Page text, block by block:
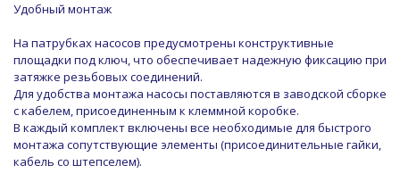
Удобный монтаж
На патрубках насосов предусмотрены конструктивные
площадки под ключ, что обеспечивает надежную фиксацию при
затяжке резьбовых соединений.
Для удобства монтажа насосы поставляются в заводской сборке
с кабелем, присоединенным к клеммной коробке.
В каждый комплект включены все необходимые для быстрого
монтажа сопутствующие элементы (присоединительные гайки,
кабель со штепселем).